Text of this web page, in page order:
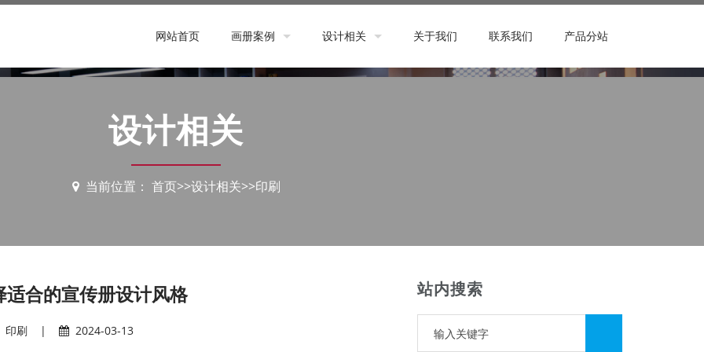
网站首页 画册案例
设计案例
印刷案例
设计相关
策划
关于我们 联系我们 产品分站
设计相关
当前位置： 首页>>设计相关>>印刷
适合的宣传册设计风格
印刷| 2024-03-13
站内搜索